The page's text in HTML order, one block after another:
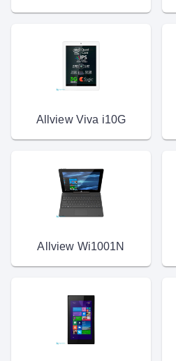
Allview Viva i10G
Allview Wi1001N